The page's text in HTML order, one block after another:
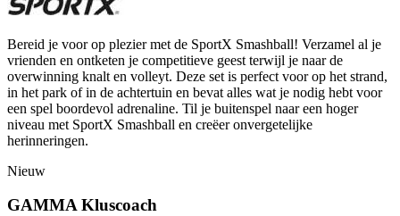
Bereid je voor op plezier met de SportX Smashball! Verzamel al je
vrienden en ontketen je competitieve geest terwijl je naar de
overwinning knalt en volleyt. Deze set is perfect voor op het strand,
in het park of in de achtertuin en bevat alles wat je nodig hebt voor
een spel boordevol adrenaline. Til je buitenspel naar een hoger
niveau met SportX Smashball en creëer onvergetelijke
herinneringen.
Nieuw
GAMMA Kluscoach